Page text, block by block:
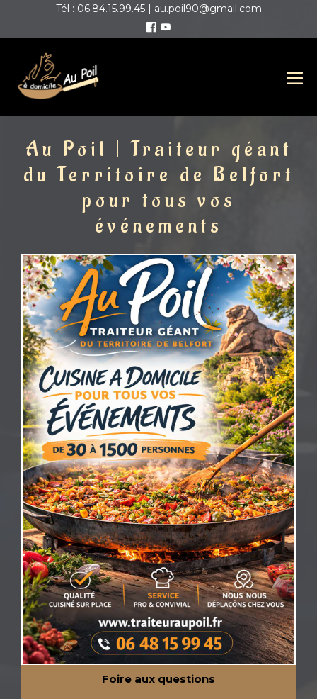
Tél : 06.84.15.99.45 | au.poil90@gmail.com
Au Poil | Traiteur géant
du Territoire de Belfort
pour tous vos
événements
Foire aux questions